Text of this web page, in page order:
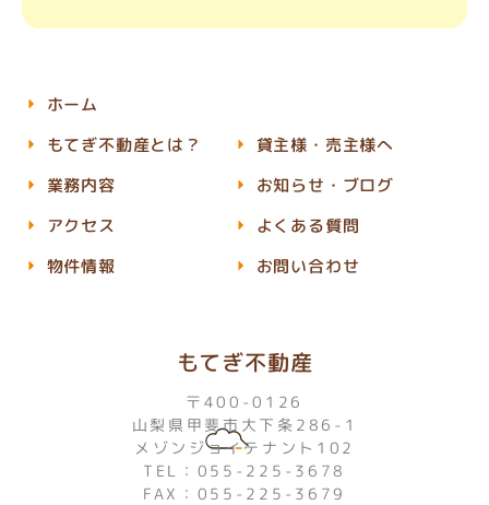
もてぎ不動産
〒400-0126
山梨県甲斐市大下条286-1
メゾンジョイテナント102
TEL：055-225-3678
FAX：055-225-3679
ホーム
もてぎ不動産とは？
業務内容
アクセス
物件情報
貸主様・売主様へ
お知らせ・ブログ
よくある質問
お問い合わせ